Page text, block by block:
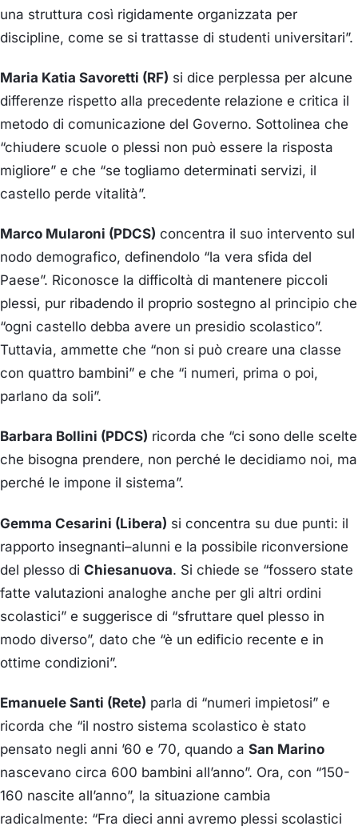
una struttura così rigidamente organizzata per
discipline, come se si trattasse di studenti universitari”.
Maria Katia Savoretti (RF) si dice perplessa per alcune
differenze rispetto alla precedente relazione e critica il
metodo di comunicazione del Governo. Sottolinea che
“chiudere scuole o plessi non può essere la risposta
migliore” e che “se togliamo determinati servizi, il
castello perde vitalità”.
Marco Mularoni (PDCS) concentra il suo intervento sul
nodo demografico, definendolo “la vera sfida del
Paese”. Riconosce la difficoltà di mantenere piccoli
plessi, pur ribadendo il proprio sostegno al principio che
“ogni castello debba avere un presidio scolastico”.
Tuttavia, ammette che “non si può creare una classe
con quattro bambini” e che “i numeri, prima o poi,
parlano da soli”.
Barbara Bollini (PDCS) ricorda che “ci sono delle scelte
che bisogna prendere, non perché le decidiamo noi, ma
perché le impone il sistema”.
Gemma Cesarini (Libera) si concentra su due punti: il
rapporto insegnanti–alunni e la possibile riconversione
del plesso di Chiesanuova. Si chiede se “fossero state
fatte valutazioni analoghe anche per gli altri ordini
scolastici” e suggerisce di “sfruttare quel plesso in
modo diverso”, dato che “è un edificio recente e in
ottime condizioni”.
Emanuele Santi (Rete) parla di “numeri impietosi” e
ricorda che “il nostro sistema scolastico è stato
pensato negli anni ’60 e ’70, quando a San Marino
nascevano circa 600 bambini all’anno”. Ora, con “150-
160 nascite all’anno”, la situazione cambia
radicalmente: “Fra dieci anni avremo plessi scolastici